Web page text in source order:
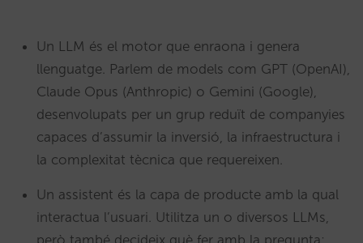
Un LLM és el motor que enraona i genera
llenguatge. Parlem de models com GPT (OpenAI),
Claude Opus (Anthropic) o Gemini (Google),
desenvolupats per un grup reduït de companyies
capaces d’assumir la inversió, la infraestructura i
la complexitat tècnica que requereixen.
Un assistent és la capa de producte amb la qual
interactua l’usuari. Utilitza un o diversos LLMs,
però també decideix què fer amb la pregunta: